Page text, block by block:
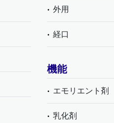
外用
経口
機能
エモリエント剤
乳化剤